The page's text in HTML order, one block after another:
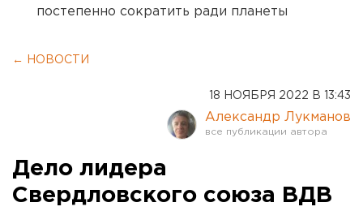
постепенно сократить ради планеты
← НОВОСТИ
18 НОЯБРЯ 2022 В 13:43
Александр Лукманов
Дело лидера
Свердловского союза ВДВ